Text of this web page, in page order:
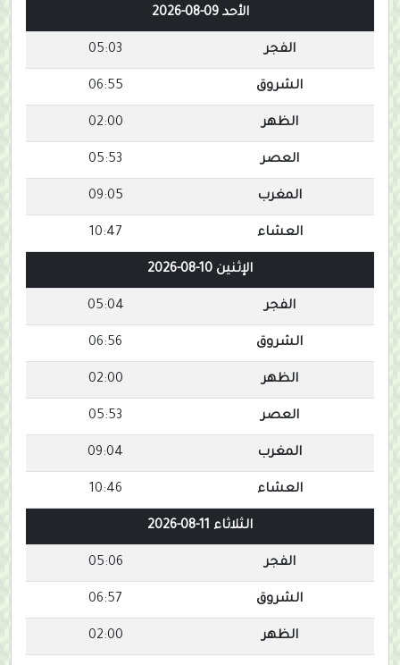
الأحد 09-08-2026
الفجر 05:03
الشروق 06:55
الظهر 02:00
العصر 05:53
المغرب 09:05
العشاء 10:47
الإثنين 10-08-2026
الفجر 05:04
الشروق 06:56
الظهر 02:00
العصر 05:53
المغرب 09:04
العشاء 10:46
الثلاثاء 11-08-2026
الفجر 05:06
الشروق 06:57
الظهر 02:00